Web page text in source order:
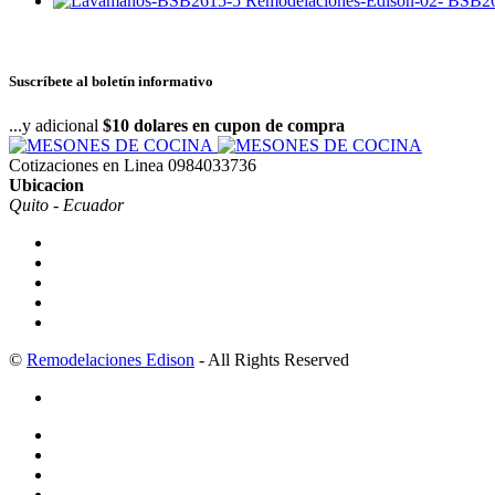
Suscríbete al boletín informativo
...y adicional $10 dolares en cupon de compra
Cotizaciones en Linea 0984033736
Ubicacion
Quito - Ecuador
© Remodelaciones Edison - All Rights Reserved